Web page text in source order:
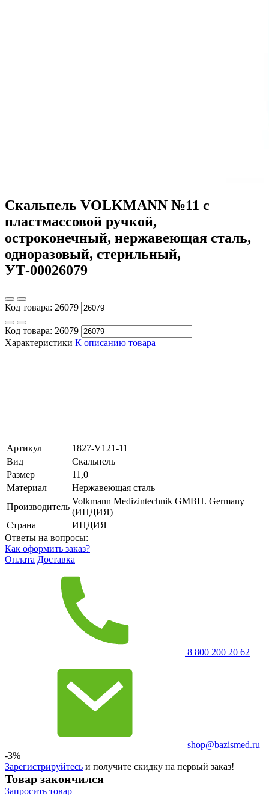
Скальпель VOLKMANN №11 с
пластмассовой ручкой,
остроконечный, нержавеющая сталь,
одноразовый, стерильный,
УТ-00026079
Код товара: 26079
Код товара: 26079
Характеристики К описанию товара
Артикул
1827-V121-11
Вид
Скальпель
Размер
11,0
Материал
Нержавеющая сталь
Производитель
Volkmann Medizintechnik GMBH. Germany
(ИНДИЯ)
Страна
ИНДИЯ
Ответы на вопросы:
Как оформить заказ?
Оплата Доставка
8 800 200 20 62
shop@bazismed.ru
-3%
Зарегистрируйтесь и получите скидку на первый заказ!
Товар закончился
Запросить товар